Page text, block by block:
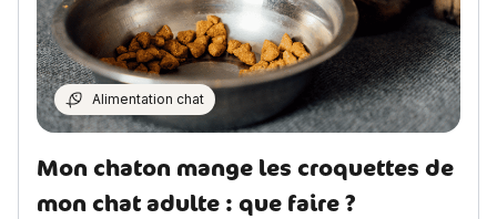
Alimentation chat
Mon chaton mange les croquettes de
mon chat adulte : que faire ?